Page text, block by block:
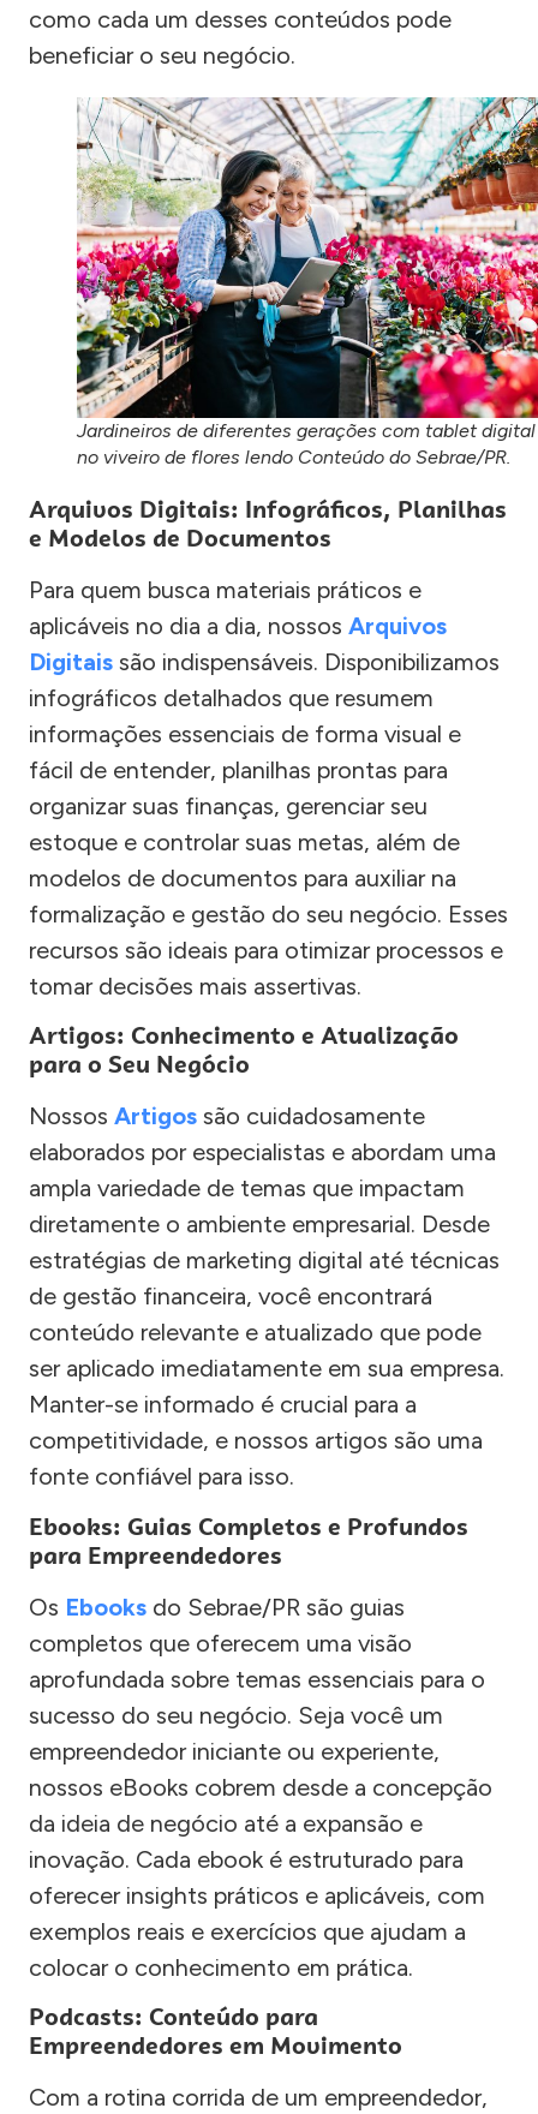
como cada um desses conteúdos pode
beneficiar o seu negócio.
Jardineiros de diferentes gerações com tablet digital
no viveiro de flores lendo Conteúdo do Sebrae/PR.
Arquivos Digitais: Infográficos, Planilhas
e Modelos de Documentos
Para quem busca materiais práticos e
aplicáveis no dia a dia, nossos Arquivos
Digitais são indispensáveis. Disponibilizamos
infográficos detalhados que resumem
informações essenciais de forma visual e
fácil de entender, planilhas prontas para
organizar suas finanças, gerenciar seu
estoque e controlar suas metas, além de
modelos de documentos para auxiliar na
formalização e gestão do seu negócio. Esses
recursos são ideais para otimizar processos e
tomar decisões mais assertivas.
Artigos: Conhecimento e Atualização
para o Seu Negócio
Nossos Artigos são cuidadosamente
elaborados por especialistas e abordam uma
ampla variedade de temas que impactam
diretamente o ambiente empresarial. Desde
estratégias de marketing digital até técnicas
de gestão financeira, você encontrará
conteúdo relevante e atualizado que pode
ser aplicado imediatamente em sua empresa.
Manter-se informado é crucial para a
competitividade, e nossos artigos são uma
fonte confiável para isso.
Ebooks: Guias Completos e Profundos
para Empreendedores
Os Ebooks do Sebrae/PR são guias
completos que oferecem uma visão
aprofundada sobre temas essenciais para o
sucesso do seu negócio. Seja você um
empreendedor iniciante ou experiente,
nossos eBooks cobrem desde a concepção
da ideia de negócio até a expansão e
inovação. Cada ebook é estruturado para
oferecer insights práticos e aplicáveis, com
exemplos reais e exercícios que ajudam a
colocar o conhecimento em prática.
Podcasts: Conteúdo para
Empreendedores em Movimento
Com a rotina corrida de um empreendedor,